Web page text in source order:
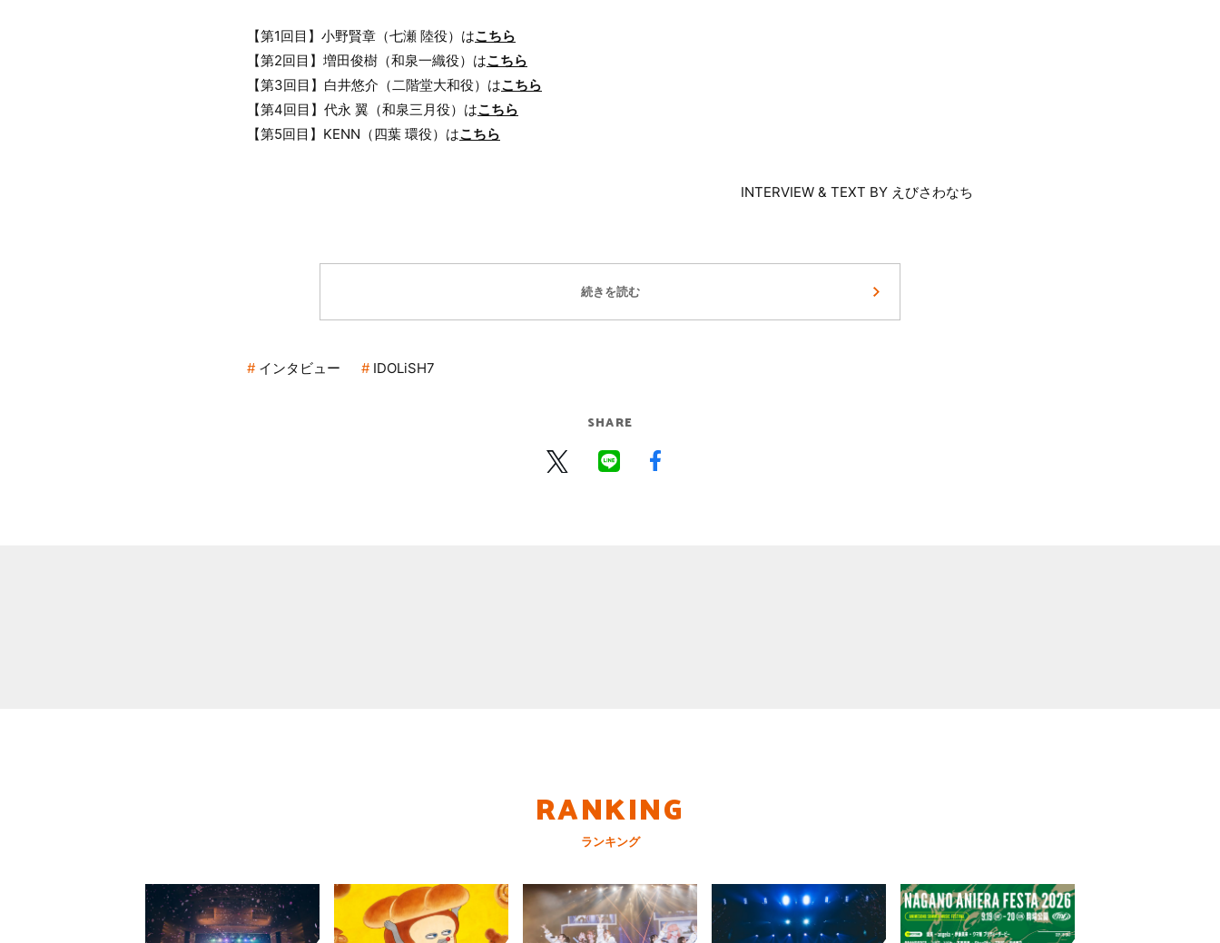
【第1回目】小野賢章（七瀬 陸役）はこちら
【第2回目】増田俊樹（和泉一織役）はこちら
【第3回目】白井悠介（二階堂大和役）はこちら
【第4回目】代永 翼（和泉三月役）はこちら
【第5回目】KENN（四葉 環役）はこちら
INTERVIEW & TEXT BY えびさわなち
続きを読む
インタビュー IDOLiSH7
SHARE
RANKING
ランキング